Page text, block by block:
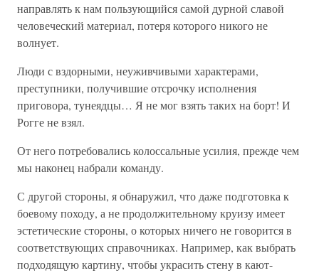
направлять к нам пользующийся самой дурной славой
человеческий материал, потеря которого никого не
волнует.
Люди с вздорными, неуживчивыми характерами,
преступники, получившие отсрочку исполнения
приговора, тунеядцы… Я не мог взять таких на борт! И
Рогге не взял.
От него потребовались колоссальные усилия, прежде чем
мы наконец набрали команду.
С другой стороны, я обнаружил, что даже подготовка к
боевому походу, а не продолжительному круизу имеет
эстетические стороны, о которых ничего не говорится в
соответствующих справочниках. Например, как выбрать
подходящую картину, чтобы украсить стену в кают-